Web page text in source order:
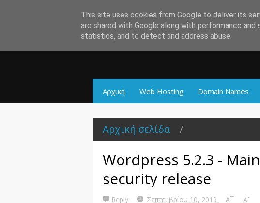
Αρχική Web Hosting Domain Names
Αρχική σελίδα /
Wordpress 5.2.3 -
security release
Reply Σεπτεμβρίου 10, 2019 A+ A-
This site uses cookies from Google to deliver its
are shared with Google along with performance
statistics, and to detect and address abuse.